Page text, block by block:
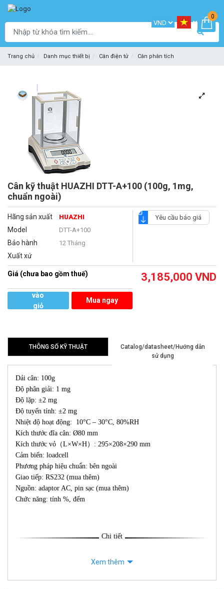
0
Trang chủ Danh mục thiết bị Cân điện tử Cân phân tích
Cân kỹ thuật HUAZHI DTT-A+100 (100g, 1mg,
chuẩn ngoài)
Hãng sản xuất HUAZHI
Model DTT-A+100
Bảo hành 12 Tháng
Xuất xứ
Yêu cầu báo giá
Giá (chưa bao gồm thuế) 3,185,000 VND
vào
giỏ
Mua ngay
THÔNG SỐ KỸ THUẬT
Catalog/datasheet/Hướng dẫn
sử dụng
Dải cân: 100g
Độ phân giải: 1 mg
Độ lặp: ±2 mg
Độ tuyến tính: ±2 mg
Nhiệt độ hoạt động: 10°C – 30°C, 80%RH
Kích thước đĩa cân: Ø80 mm
Kích thước vỏ（L×W×H）: 295×208×290 mm
Cảm biến: loadcell
Phương pháp hiệu chuẩn: bên ngoài
Giao tiếp: RS232 (mua thêm)
Nguồn: adaptor AC, pin sạc (mua thêm)
Chức năng: tính %, đếm
Chi tiết
Xem thêm